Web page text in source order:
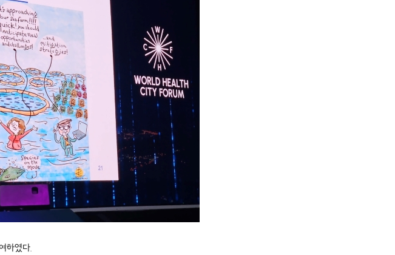
하였다.